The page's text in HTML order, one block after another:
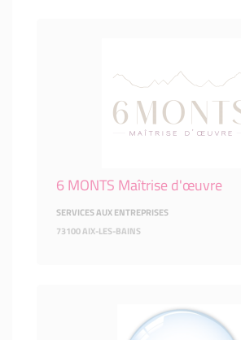
6 MONTS Maîtrise d'œuvre
SERVICES AUX ENTREPRISES
73100 AIX-LES-BAINS